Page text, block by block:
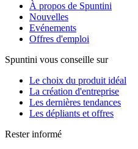
À propos de Spuntini
Nouvelles
Evénements
Offres d'emploi
Spuntini vous conseille sur
Le choix du produit idéal
La création d'entreprise
Les dernières tendances
Les dépliants et offres
Rester informé